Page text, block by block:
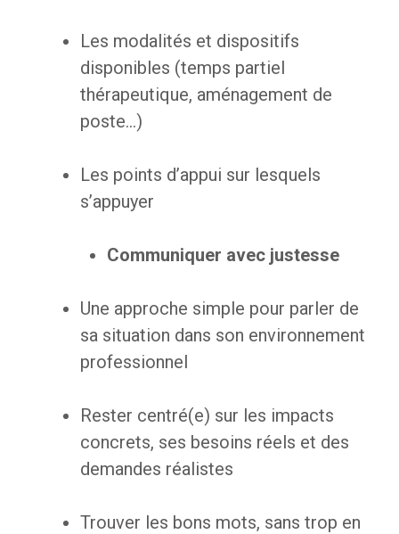
Les modalités et dispositifs
disponibles (temps partiel
thérapeutique, aménagement de
poste…)
Les points d’appui sur lesquels
s’appuyer
Communiquer avec justesse
Une approche simple pour parler de
sa situation dans son environnement
professionnel
Rester centré(e) sur les impacts
concrets, ses besoins réels et des
demandes réalistes
Trouver les bons mots, sans trop en